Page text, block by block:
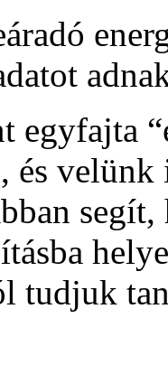
egyfajta
és
tudjuk